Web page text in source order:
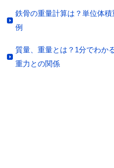
鉄骨の重量計算は？単位体
例
質量、重量とは？1分でわか
重力との関係